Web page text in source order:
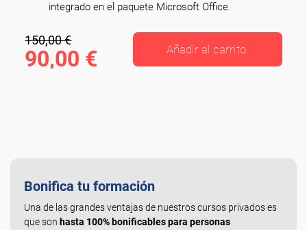
integrado en el paquete Microsoft Office.
150,00 €
90,00 € Añadir al carrito
Bonifica tu formación
Una de las grandes ventajas de nuestros cursos privados es
que son hasta 100% bonificables para personas